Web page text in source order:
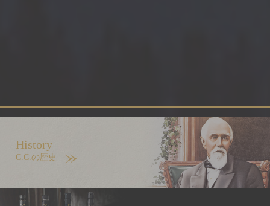
History
C.C.の歴史